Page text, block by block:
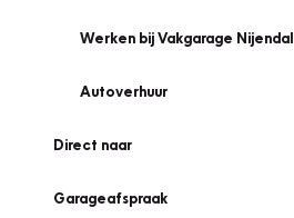
Werken bij Vakgarage Nijendal
Autoverhuur
Direct naar
Garageafspraak